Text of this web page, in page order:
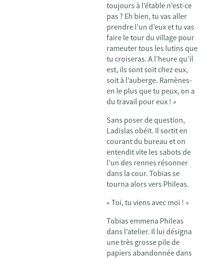
toujours à l’étable n’est-ce
pas ? Eh bien, tu vas aller
prendre l’un d’eux et tu vas
faire le tour du village pour
rameuter tous les lutins que
tu croiseras. A l’heure qu’il
est, ils sont soit chez eux,
soit à l’auberge. Ramènes-
en le plus que tu peux, on a
du travail pour eux ! »
Sans poser de question,
Ladislas obéit. Il sortit en
courant du bureau et on
entendit vite les sabots de
l’un des rennes résonner
dans la cour. Tobias se
tourna alors vers Phileas.
« Toi, tu viens avec moi ! »
Tobias emmena Phileas
dans l’atelier. Il lui désigna
une très grosse pile de
papiers abandonnée dans